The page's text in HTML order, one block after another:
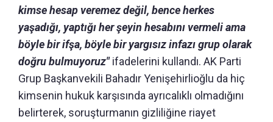
kimse hesap veremez değil, bence herkes
yaşadığı, yaptığı her şeyin hesabını vermeli ama
böyle bir ifşa, böyle bir yargısız infazı grup olarak
doğru bulmuyoruz"ifadelerini kullandı. AK Parti
Grup Başkanvekili Bahadır Yenişehirlioğlu da hiç
kimsenin hukuk karşısında ayrıcalıklı olmadığını
belirterek, soruşturmanın gizliliğine riayet